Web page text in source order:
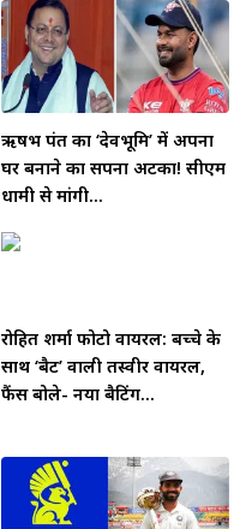
ऋषभ पंत का ‘देवभूमि’ में अपना
घर बनाने का सपना अटका! सीएम
धामी से मांगी...
रोहित शर्मा फोटो वायरल: बच्चे के
साथ ‘बैट’ वाली तस्वीर वायरल,
फैंस बोले- नया बैटिंग...